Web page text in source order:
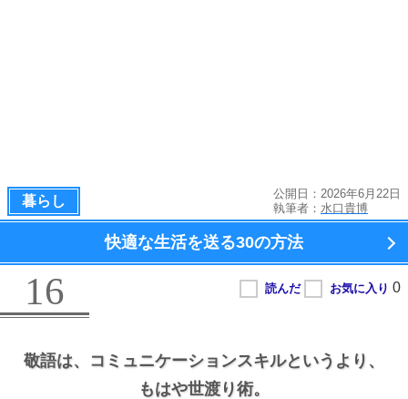
暮らし
公開日：2026年6月22日
執筆者： 水口貴博
快適な生活を送る30の方法
16
敬語は、 コミュニケーションスキルというより、
もはや世渡り術。